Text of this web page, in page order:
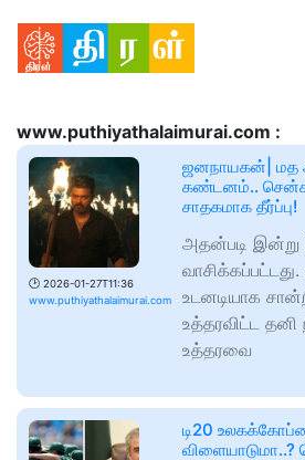
www.puthiyathalaimurai.com :
🕑 2026-01-27T11:36
www.puthiyathalaimurai.com
ஜனநாயகன்| மத
கண்டனம்..
சாதகமாக தீர்ப்பு!
அதன்படி இன்று
உடனடியாக
உத்தரவிட்ட தனி
உத்தரவை
டி20